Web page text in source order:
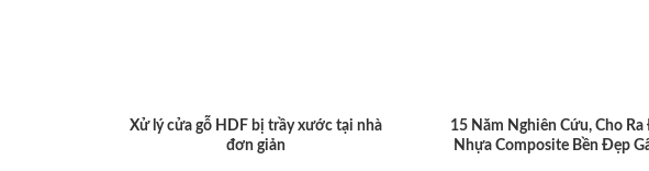
Xử lý cửa gỗ HDF bị trầy xước tại nhà
đơn giản
15 Năm Nghiên Cứu, Cho
Nhựa Composite Bền Đẹp